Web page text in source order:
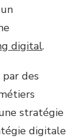
digital.
des
stratégie
digitale